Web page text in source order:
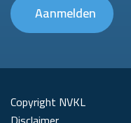
Aanmelden
Copyright NVKL